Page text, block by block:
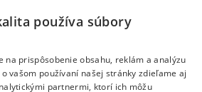
tu
údajov
používa súbory
na prispôsobenie obsahu, reklám a analýzu
vašom používaní našej stránky zdieľame aj
partnermi, ktorí ich môžu